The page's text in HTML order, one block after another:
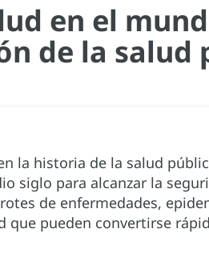
en el
de la
la historia de la salud
siglo para alcanzar la
de enfermedades,
que pueden convertirse